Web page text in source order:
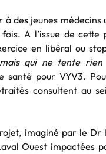
à des jeunes
A l’issue de cette
en libéral ou
qui ne tente
santé pour VYV3.
consultent au
imaginé par le Dr
Ouest impactées